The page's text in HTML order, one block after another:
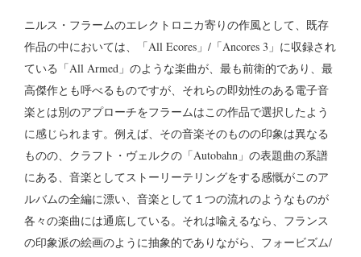
ニルス・フラームのエレクトロニカ寄りの作風として、既存
作品の中においては、「All Ecores」/「Ancores 3」に収録され
ている「All Armed」のような楽曲が、最も前衛的であり、最
高傑作とも呼べるものですが、それらの即効性のある電子音
楽とは別のアプローチをフラームはこの作品で選択したよう
に感じられます。例えば、その音楽そのものの印象は異なる
ものの、クラフト・ヴェルクの「Autobahn」の表題曲の系譜
にある、音楽としてストーリーテリングをする感慨がこのア
ルバムの全編に漂い、音楽として１つの流れのようなものが
各々の楽曲には通底している。それは喩えるなら、フランス
の印象派の絵画のように抽象的でありながら、フォービズム/